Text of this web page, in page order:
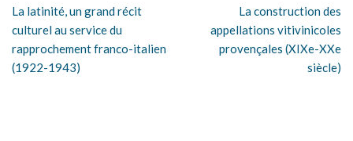
La latinité, un grand récit
culturel au service du
rapprochement franco-italien
(1922-1943)
La construction des
appellations vitivinicoles
provençales (XIXe-XXe
siècle)